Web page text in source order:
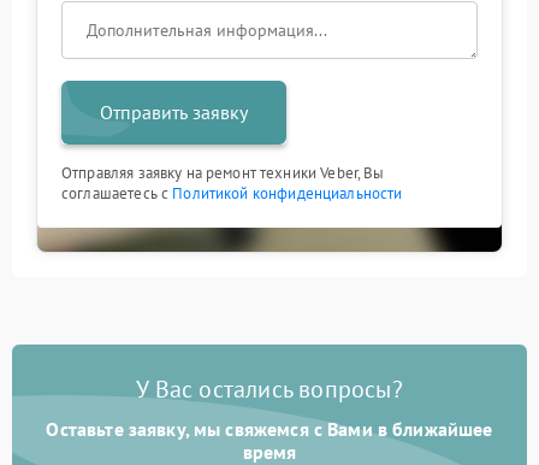
Отправить заявку
Отправляя заявку на ремонт техники Veber, Вы
соглашаетесь с Политикой конфиденциальности
У Вас остались вопросы?
Оставьте заявку, мы свяжемся с Вами в ближайшее
время